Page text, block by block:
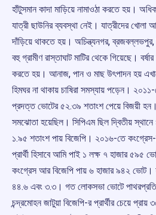
হাঁটুসমান কাদা মাড়িয়ে নামাওঠা করতে হয়।
যাত্রী ছাউনির ব্যবস্থা নেই। যাত্রীদের খোলা
দাঁড়িয়ে থাকতে হয়। অচিন্ত্যনগর, ব্রজবল্লভপুর,
বহু গ্রামীণ রাস্তাঘাট মাটির থেকে গিয়েছে।
করতে হয়। আনাজ, পান ও মাছ উৎপাদন হয়
হিমঘর না থাকায় চাষিরা সমস্যায় পড়েন। ২০১১-
প্রদত্ত ভোটের ৫২.৩৯ শতাংশ পেয়ে বিজয়ী
সমঝোতা হয়েছিল। সিপিএম ছিল দ্বিতীয়
১.৯৫ শতাংশ পায় বিজেপি। ২০১৬-তে
প্রার্থী হিসাবে আমি পাই ১ লক্ষ ৭ হাজার
কংগ্রেস আর বিজেপি পায় ৬ হাজার ৯৪২ ভোট।
৪৪.৬ এবং ৩.৩। গত লোকসভা ভোটে পাথরপ্রতিমা
চন্দ্রমোহন জাটুয়া বিজেপি-র প্রার্থীর চেয়ে